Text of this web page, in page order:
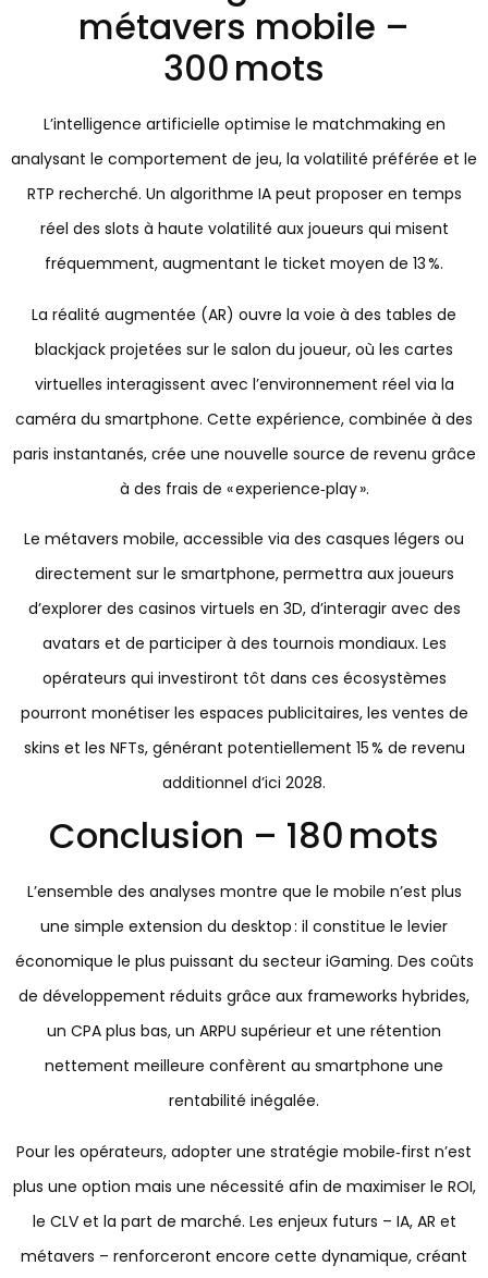
métavers mobile –
300 mots
L’intelligence artificielle optimise le matchmaking en
analysant le comportement de jeu, la volatilité préférée et le
RTP recherché. Un algorithme IA peut proposer en temps
réel des slots à haute volatilité aux joueurs qui misent
fréquemment, augmentant le ticket moyen de 13 %.
La réalité augmentée (AR) ouvre la voie à des tables de
blackjack projetées sur le salon du joueur, où les cartes
virtuelles interagissent avec l’environnement réel via la
caméra du smartphone. Cette expérience, combinée à des
paris instantanés, crée une nouvelle source de revenu grâce
à des frais de « experience‑play ».
Le métavers mobile, accessible via des casques légers ou
directement sur le smartphone, permettra aux joueurs
d’explorer des casinos virtuels en 3D, d’interagir avec des
avatars et de participer à des tournois mondiaux. Les
opérateurs qui investiront tôt dans ces écosystèmes
pourront monétiser les espaces publicitaires, les ventes de
skins et les NFTs, générant potentiellement 15 % de revenu
additionnel d’ici 2028.
Conclusion – 180 mots
L’ensemble des analyses montre que le mobile n’est plus
une simple extension du desktop : il constitue le levier
économique le plus puissant du secteur iGaming. Des coûts
de développement réduits grâce aux frameworks hybrides,
un CPA plus bas, un ARPU supérieur et une rétention
nettement meilleure confèrent au smartphone une
rentabilité inégalée.
Pour les opérateurs, adopter une stratégie mobile‑first n’est
plus une option mais une nécessité afin de maximiser le ROI,
le CLV et la part de marché. Les enjeux futurs – IA, AR et
métavers – renforceront encore cette dynamique, créant